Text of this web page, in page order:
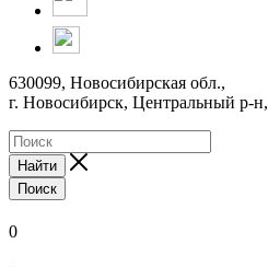
630099, Новосибирская обл.,
г. Новосибирск, Центральный р-н,
Найти
Поиск
0